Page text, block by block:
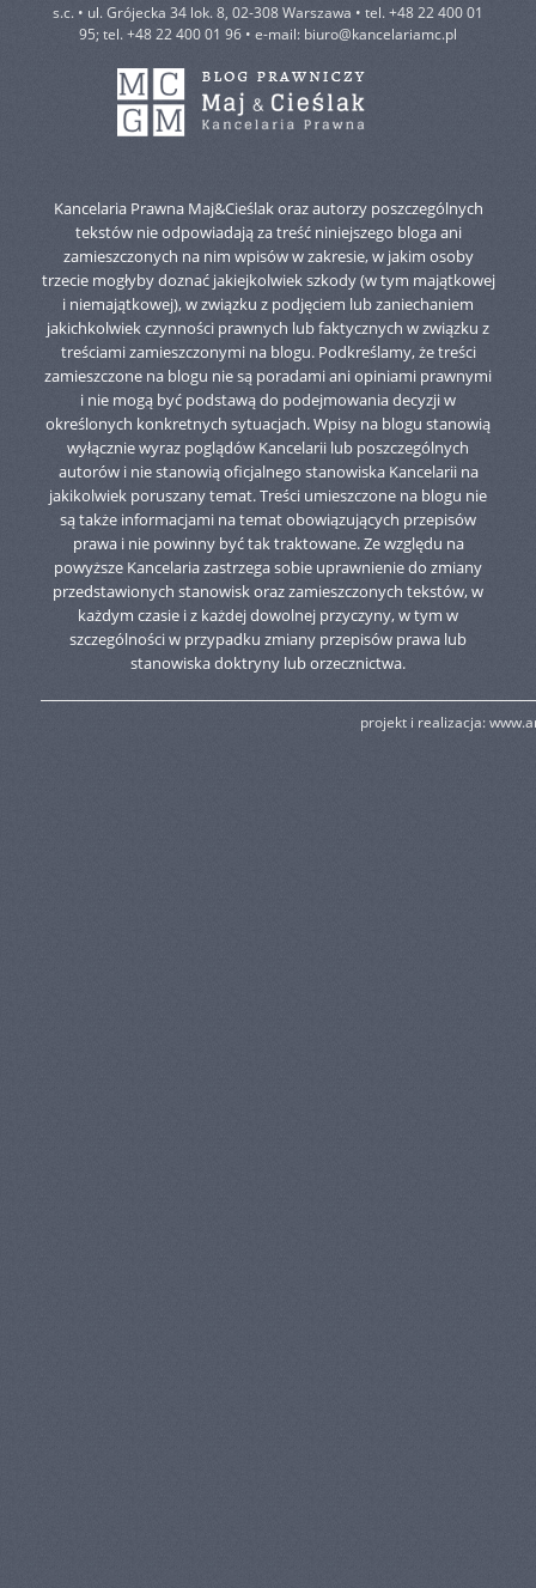
s.c. • ul. Grójecka 34 lok. 8, 02-308 Warszawa • tel. +48 22 400 01
95; tel. +48 22 400 01 96 • e-mail: biuro@kancelariamc.pl
Kancelaria Prawna Maj&Cieślak oraz autorzy poszczególnych
tekstów nie odpowiadają za treść niniejszego bloga ani
zamieszczonych na nim wpisów w zakresie, w jakim osoby
trzecie mogłyby doznać jakiejkolwiek szkody (w tym majątkowej
i niemajątkowej), w związku z podjęciem lub zaniechaniem
jakichkolwiek czynności prawnych lub faktycznych w związku z
treściami zamieszczonymi na blogu. Podkreślamy, że treści
zamieszczone na blogu nie są poradami ani opiniami prawnymi
i nie mogą być podstawą do podejmowania decyzji w
określonych konkretnych sytuacjach. Wpisy na blogu stanowią
wyłącznie wyraz poglądów Kancelarii lub poszczególnych
autorów i nie stanowią oficjalnego stanowiska Kancelarii na
jakikolwiek poruszany temat. Treści umieszczone na blogu nie
są także informacjami na temat obowiązujących przepisów
prawa i nie powinny być tak traktowane. Ze względu na
powyższe Kancelaria zastrzega sobie uprawnienie do zmiany
przedstawionych stanowisk oraz zamieszczonych tekstów, w
każdym czasie i z każdej dowolnej przyczyny, w tym w
szczególności w przypadku zmiany przepisów prawa lub
stanowiska doktryny lub orzecznictwa.
projekt i realizacja: